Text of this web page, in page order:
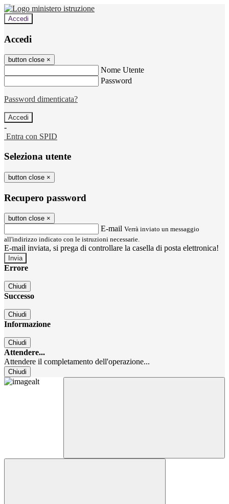
Accedi
Accedi
button close ×
Nome Utente
Password
Password dimenticata?
-
Entra con SPID
Seleziona utente
button close ×
Recupero password
button close ×
E-mail Verrà inviato un messaggio
all'indirizzo indicato con le istruzioni necessarie.
E-mail inviata, si prega di controllare la casella di posta elettronica!
Errore
Chiudi
Successo
Chiudi
Informazione
Chiudi
Attendere...
Attendere il completamento dell'operazione...
Chiudi